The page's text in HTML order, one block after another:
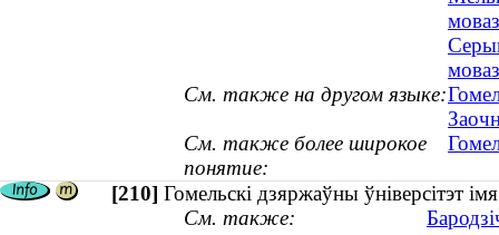
См. также на другом языке:
См. также более широкое
понятие:
[210] Гомельскі дзяржаўны ўніверсітэт
См. также: